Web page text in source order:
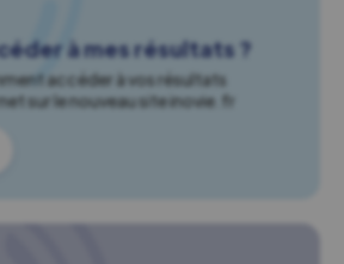
à mes résultats ?
accéder à vos résultats
sur le nouveau site inovie.fr